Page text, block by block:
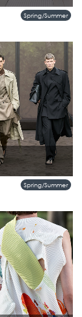
อารมณ์ของการใช้
หรือเปลี่ยนลุคจากวัน
Spring/Summer
อย่างเดียว แต่ยัง
าที่วัตถุดิบ ลวดลาย และ
Spring/Summer